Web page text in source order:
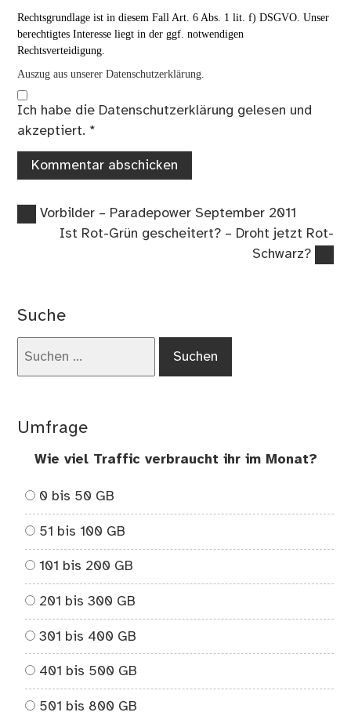
Rechtsgrundlage ist in diesem Fall Art. 6 Abs. 1 lit. f) DSGVO. Unser
berechtigtes Interesse liegt in der ggf. notwendigen
Rechtsverteidigung.
Auszug aus unserer Datenschutzerklärung.
Ich habe die Datenschutzerklärung gelesen und
akzeptiert. *
Beitragsnavigation
Vorheriger
Beitrag:
Vorbilder – Paradepower September 2011
Nächster
Ist Rot-Grün gescheitert? – Droht jetzt Rot-
Schwarz?
Suche
Umfrage
Wie viel Traffic verbraucht ihr im Monat?
0 bis 50 GB
51 bis 100 GB
101 bis 200 GB
201 bis 300 GB
301 bis 400 GB
401 bis 500 GB
501 bis 800 GB